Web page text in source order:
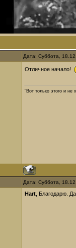
Дата: Суббота,
Отличное начало!
"Вот только этого и
Дата: Суббота,
Hart , Благодарю.